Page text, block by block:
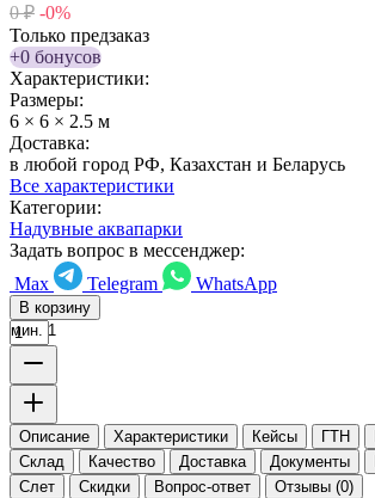
0 ₽ -0%
Только предзаказ
+0 бонусов
Характеристики:
Размеры:
6 × 6 × 2.5 м
Доставка:
в любой город РФ, Казахстан и Беларусь
Все характеристики
Категории:
Надувные аквапарки
Задать вопрос в мессенджер:
Max
Telegram WhatsApp
В корзину
мин. 1
Описание Характеристики Кейсы ГТН
Склад
Качество Доставка Документы
Слет
Скидки Вопрос-ответ Отзывы (0)